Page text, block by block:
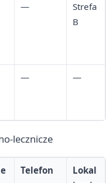
—
Strefa
B
— —
lecznicze
Telefon
Lokal